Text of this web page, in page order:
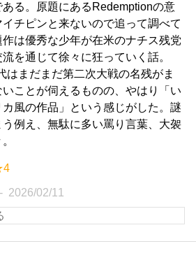
ある。原題にあるRedemptionの意
チピンと来ないので追って調べて
は優秀な少年が在米のナチス残党
を通じて徐々に狂っていく話。
はまだまだ第二次大戦の名残がま
ことが伺えるものの、やはり「い
風の作品」という感じがした。謎
例え、無駄に多い罵り言葉、大袈
2026/02/11